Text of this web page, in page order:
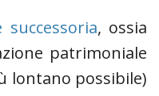
successoria, ossia
patrimoniale
lontano possibile)